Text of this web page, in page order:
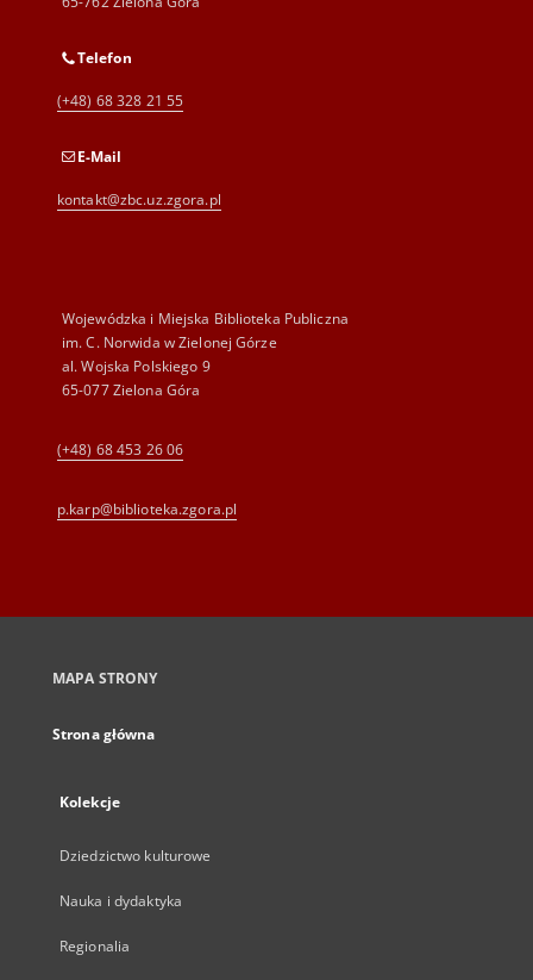
Telefon
(+48) 68 328 21 55
E-Mail
kontakt@zbc.uz.zgora.pl
Wojewódzka i Miejska Biblioteka Publiczna
im. C. Norwida w Zielonej Górze
al. Wojska Polskiego 9
65-077 Zielona Góra
(+48) 68 453 26 06
p.karp@biblioteka.zgora.pl
MAPA STRONY
Strona główna
Kolekcje
Dziedzictwo kulturowe
Nauka i dydaktyka
Regionalia